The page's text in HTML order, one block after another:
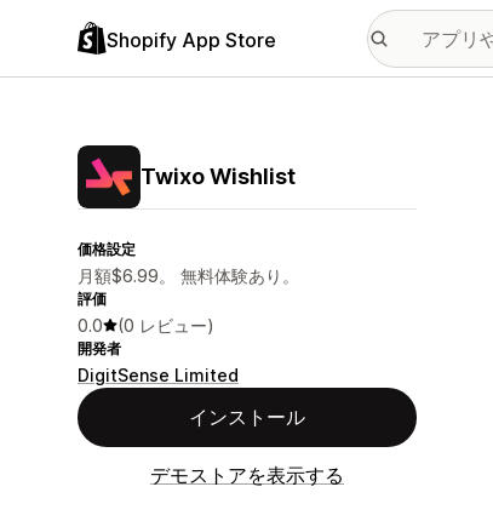
Shopify App Store
Twixo Wishlist
価格設定
月額$6.99。 無料体験あり。
評価
0.0 (0 レビュー)
開発者
DigitSense Limited
インストール
デモストアを表示する